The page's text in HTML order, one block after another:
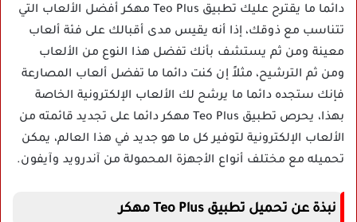
دائما ما يقترح عليك تطبيق Teo Plus مهكر أفضل الألعاب التي
تتناسب مع ذوقك، إذا أنه يقيس مدى أقبالك على فئة ألعاب
معينة ومن ثم يستشف بأنك تفضل هذا النوع من الألعاب
ومن ثم الترشيح، مثلاً إن كنت دائما ما تفضل ألعاب المصارعة
فإنك ستجده دائما ما يرشح لك الألعاب الإلكترونية الخاصة
بهذا، يحرص تطبيق Teo Plus مهكر دائما على تجديد قائمته من
الألعاب الإلكترونية لتوفير كل ما هو جديد في هذا العالم، يمكن
تحميله مع مختلف أنواع الأجهزة المحمولة من آندرويد وآيفون.
نبذة عن تحميل تطبيق Teo Plus مهكر